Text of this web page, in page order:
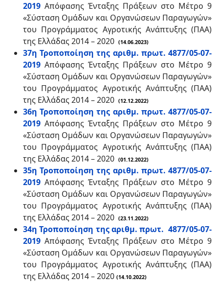
2019 Απόφασης Ένταξης Πράξεων στο Μέτρο 9
«Σύσταση Ομάδων και Οργανώσεων Παραγωγών»
του Προγράμματος Αγροτικής Ανάπτυξης (ΠΑΑ)
της Ελλάδας 2014 – 2020 (14.06.2023)
37η Τροποποίηση της αριθμ. πρωτ. 4877/05-07-
2019 Απόφασης Ένταξης Πράξεων στο Μέτρο 9
«Σύσταση Ομάδων και Οργανώσεων Παραγωγών»
του Προγράμματος Αγροτικής Ανάπτυξης (ΠΑΑ)
της Ελλάδας 2014 – 2020 (12.12.2022)
36η Τροποποίηση της αριθμ. πρωτ. 4877/05-07-
2019 Απόφασης Ένταξης Πράξεων στο Μέτρο 9
«Σύσταση Ομάδων και Οργανώσεων Παραγωγών»
του Προγράμματος Αγροτικής Ανάπτυξης (ΠΑΑ)
της Ελλάδας 2014 – 2020 (01.12.2022)
35η Τροποποίηση της αριθμ. πρωτ. 4877/05-07-
2019 Απόφασης Ένταξης Πράξεων στο Μέτρο 9
«Σύσταση Ομάδων και Οργανώσεων Παραγωγών»
του Προγράμματος Αγροτικής Ανάπτυξης (ΠΑΑ)
της Ελλάδας 2014 – 2020 (23.11.2022)
34η Τροποποίηση της αριθμ. πρωτ. 4877/05-07-
2019 Απόφασης Ένταξης Πράξεων στο Μέτρο 9
«Σύσταση Ομάδων και Οργανώσεων Παραγωγών»
του Προγράμματος Αγροτικής Ανάπτυξης (ΠΑΑ)
της Ελλάδας 2014 – 2020 (14.10.2022)